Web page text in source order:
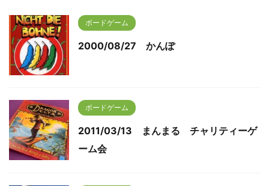
ボードゲーム
2000/08/27 かんぽ
ボードゲーム
2011/03/13 まんまる チャリティーゲ
ーム会